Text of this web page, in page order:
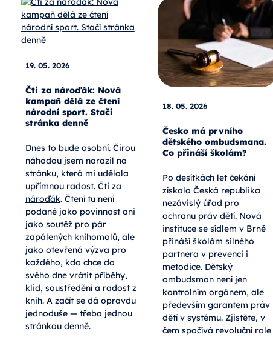
19. 05. 2026
Čti za nároďák: Nová
kampaň dělá ze čtení
národní sport. Stačí
stránka denně
Dnes to bude osobní. Čirou
náhodou jsem narazil na
stránku, která mi udělala
upřímnou radost. Čti za
nároďák. Čtení tu není
podané jako povinnost ani
jako soutěž pro pár
zapálených knihomolů, ale
jako otevřená výzva pro
každého, kdo chce do
svého dne vrátit příběhy,
klid, soustředění a radost z
knih. A začít se dá opravdu
jednoduše — třeba jednou
stránkou denně.
18. 05. 2026
Česko má prvního
dětského ombudsmana.
Co přináší školám?
Po desítkách let čekání
získala Česká republika
nezávislý úřad pro
ochranu práv dětí. Nová
instituce se sídlem v Brně
přináší školám silného
partnera v prevenci i
metodice. Dětský
ombudsman není jen
kontrolním orgánem, ale
především garantem práv
dětí v systému. Zjistěte, v
čem spočívá revoluční role